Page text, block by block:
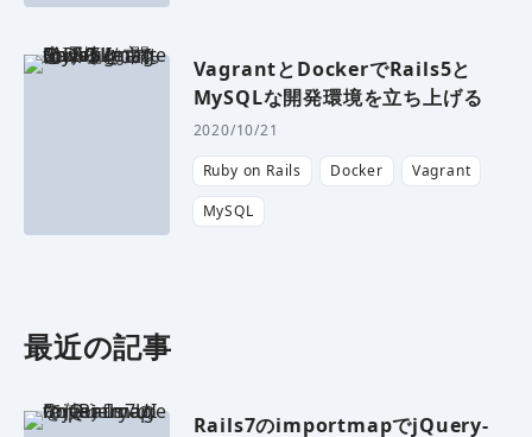
VagrantとDockerでRails5と
MySQLな開発環境を立ち上げる
2020/10/21
Ruby on Rails
Docker
Vagrant
MySQL
最近の記事
Rails7のimportmapでjQuery-